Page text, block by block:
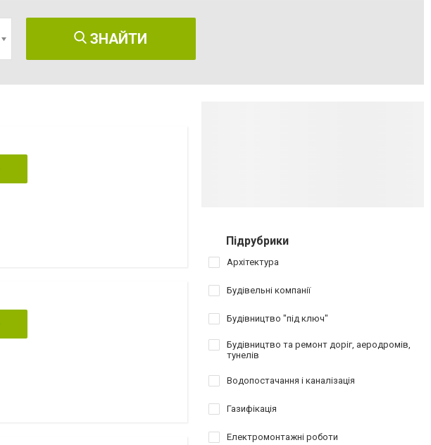
ЗНАЙТИ
Підрубрики
Архітектура
Будівельні компанії
Будівництво "під ключ"
Будівництво та ремонт доріг, аеродромів,
тунелів
Водопостачання і каналізація
Газифікація
Електромонтажні роботи